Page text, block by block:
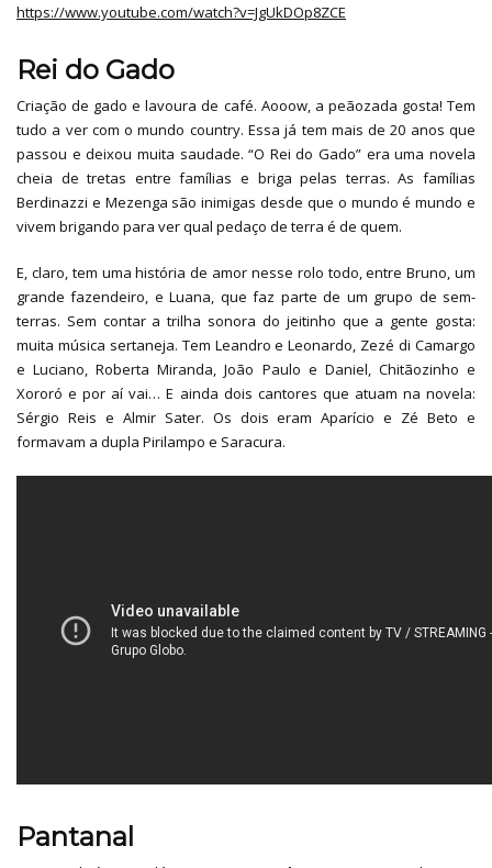
https://www.youtube.com/watch?v=JgUkDOp8ZCE
Rei do Gado
Criação de gado e lavoura de café. Aooow, a peãozada gosta! Tem
tudo a ver com o mundo country. Essa já tem mais de 20 anos que
passou e deixou muita saudade. “O Rei do Gado” era uma novela
cheia de tretas entre famílias e briga pelas terras. As famílias
Berdinazzi e Mezenga são inimigas desde que o mundo é mundo e
vivem brigando para ver qual pedaço de terra é de quem.
E, claro, tem uma história de amor nesse rolo todo, entre Bruno, um
grande fazendeiro, e Luana, que faz parte de um grupo de sem-
terras. Sem contar a trilha sonora do jeitinho que a gente gosta:
muita música sertaneja. Tem Leandro e Leonardo, Zezé di Camargo
e Luciano, Roberta Miranda, João Paulo e Daniel, Chitãozinho e
Xororó e por aí vai… E ainda dois cantores que atuam na novela:
Sérgio Reis e Almir Sater. Os dois eram Aparício e Zé Beto e
formavam a dupla Pirilampo e Saracura.
Pantanal